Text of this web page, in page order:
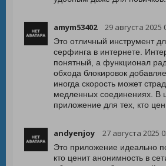
amym53402 29 августа 2025
Это отличный инструмент
серфинга в интернете.
понятный, а функционал
обхода блокировок
иногда скорость может
медленных соединениях. В
приложение для тех, кто
andyenjoy 27 августа 2025
Это приложение идеально
кто ценит анонимность в